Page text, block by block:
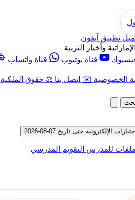
تطبيق آيفون
وأخبار التربية
قناة يوتيوب قناة واتساب
الخصوصية ✉️ اتصل بنا ⚖️ حقوق الملكية
حتى تاريخ 07-08-2026
ملفات للمدرس التقويم المدرسي